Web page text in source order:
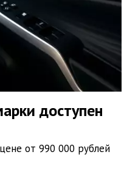
доступен
от 990 000 рублей